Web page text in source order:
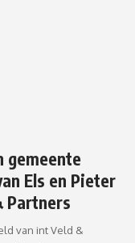
gemeente
Els en Pieter
Partners
van int Veld &